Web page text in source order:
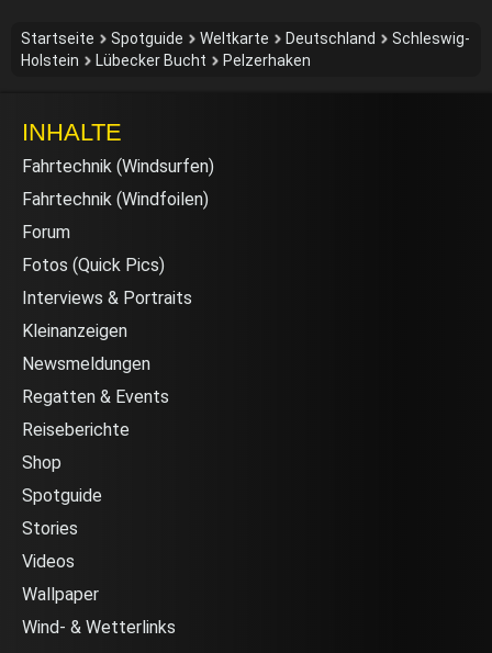
Startseite Spotguide Weltkarte Deutschland
Schleswig-
Holstein
Lübecker Bucht Pelzerhaken
INHALTE
Fahrtechnik (Windsurfen)
Fahrtechnik (Windfoilen)
Forum
Fotos (Quick Pics)
Interviews & Portraits
Kleinanzeigen
Newsmeldungen
Regatten & Events
Reiseberichte
Shop
Spotguide
Stories
Videos
Wallpaper
Wind- & Wetterlinks